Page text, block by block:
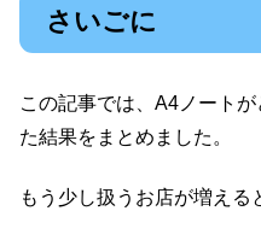
さいごに
この記事では、A4ノート
た結果をまとめました。
もう少し扱うお店が増える